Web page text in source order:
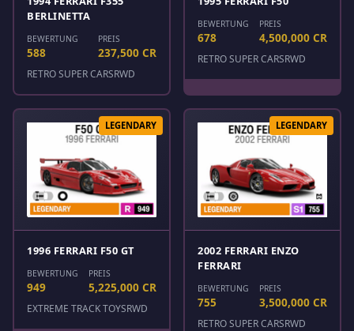
BERLINETTA
BEWERTUNG
588
PREIS
237,500 CR
RETRO SUPER CARSRWD
BEWERTUNG
678
PREIS
4,500,000 CR
RETRO SUPER CARSRWD
LEGENDARY
1996 FERRARI F50 GT
BEWERTUNG
949
PREIS
5,225,000 CR
EXTREME TRACK TOYSRWD
LEGENDARY
2002 FERRARI ENZO
FERRARI
BEWERTUNG
755
PREIS
3,500,000 CR
RETRO SUPER CARSRWD